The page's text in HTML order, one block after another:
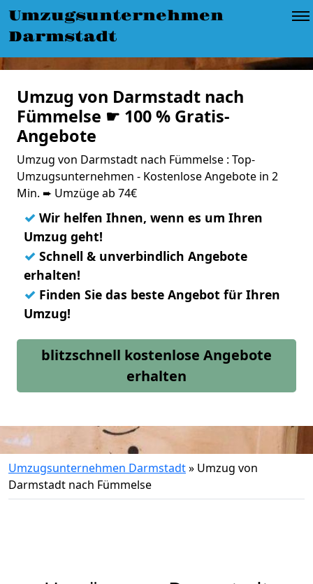
Umzugsunternehmen
Darmstadt
Umzug von Darmstadt nach
Fümmelse ☛ 100 % Gratis-
Angebote
Umzug von Darmstadt nach Fümmelse : Top-
Umzugsunternehmen - Kostenlose Angebote in 2
Min. ➨ Umzüge ab 74€
✓ Wir helfen Ihnen, wenn es um Ihren
Umzug geht!
✓ Schnell & unverbindlich Angebote
erhalten!
✓ Finden Sie das beste Angebot für Ihren
Umzug!
blitzschnell kostenlose Angebote
erhalten
Umzugsunternehmen Darmstadt» Umzug von
Darmstadt nach Fümmelse